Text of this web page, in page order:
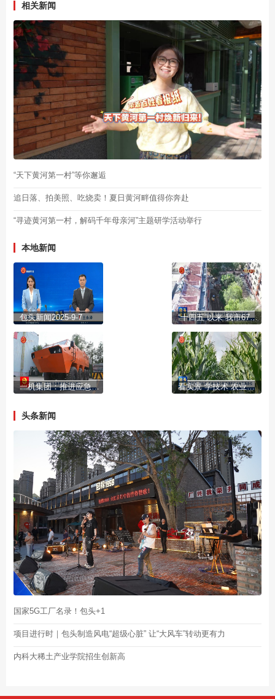
相关新闻
“天下黄河第一村”等你邂逅
追日落、拍美照、吃烧卖！夏日黄河畔值得你奔赴
“寻迹黄河第一村，解码千年母亲河”主题研学活动举行
本地新闻
包头新闻2025-9-7 “十四五”以来 我市675个老旧小区焕新颜
一机集团：推进应急救援装备体系化建设 看实景 学技术 农业观摩会探索现代农业发展新路径
头条新闻
国家5G工厂名录！包头+1
项目进行时｜包头制造风电“超级心脏” 让“大风车”转动更有力
内科大稀土产业学院招生创新高